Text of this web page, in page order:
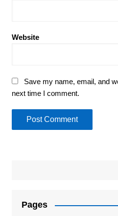
Website
Save my name, email, and
next time I comment.
Pages